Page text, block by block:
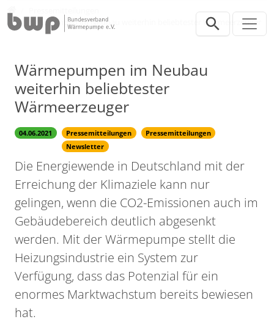
Wärmepumpen im Neubau weiterhin beliebtester Wärmeerzeuger
Wärmepumpen im Neubau
weiterhin beliebtester
Wärmeerzeuger
04.06.2021 Pressemitteilungen
Pressemitteilungen
Newsletter
Die Energiewende in Deutschland mit der
Erreichung der Klimaziele kann nur
gelingen, wenn die CO2-Emissionen auch im
Gebäudebereich deutlich abgesenkt
werden. Mit der Wärmepumpe stellt die
Heizungsindustrie ein System zur
Verfügung, dass das Potenzial für ein
enormes Marktwachstum bereits bewiesen
hat.